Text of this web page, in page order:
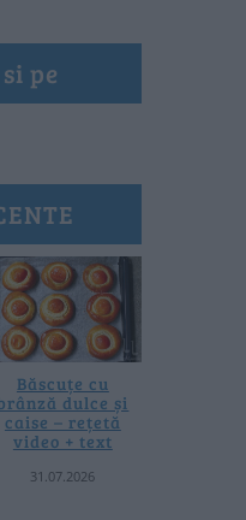
pe
Băscuțe cu
dulce și
caise – rețetă
video + text
31.07.2026